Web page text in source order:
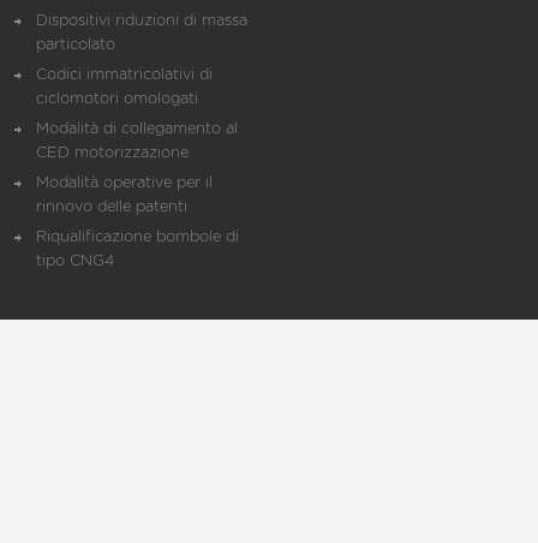
Dispositivi riduzioni di massa
particolato
Codici immatricolativi di
ciclomotori omologati
Modalità di collegamento al
CED motorizzazione
Modalità operative per il
rinnovo delle patenti
Riqualificazione bombole di
tipo CNG4